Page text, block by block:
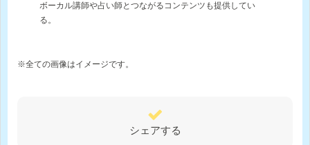
ボーカル講師や占い師とつながるコンテンツも提供してい
る。
※全ての画像はイメージです。
シェアする